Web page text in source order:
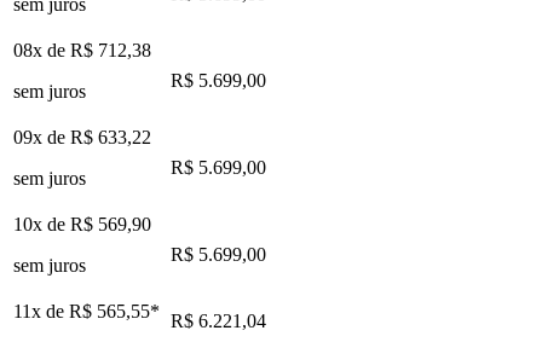
08x de R$ 712,38
sem juros
R$ 5.699,00
09x de R$ 633,22
sem juros
R$ 5.699,00
10x de R$ 569,90
sem juros
R$ 5.699,00
11x de R$ 565,55* R$ 6.221,04